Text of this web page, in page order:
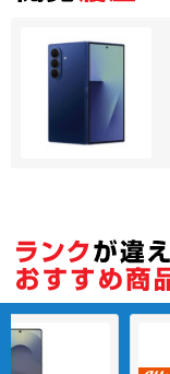
各項目のチェックボックスは「or
ただし機能別のみ「and検索」と